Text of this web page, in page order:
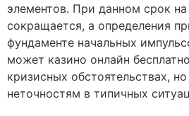
элементов. При данном срок на
сокращается, а определения
фундаменте начальных
может казино онлайн
кризисных обстоятельствах,
неточностям в типичных